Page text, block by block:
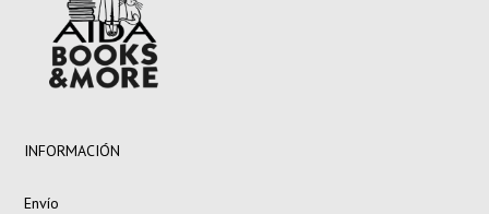
INFORMACIÓN
Envío